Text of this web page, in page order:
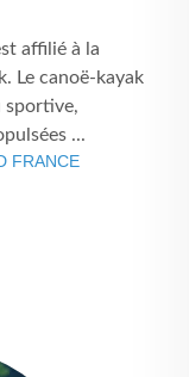
affilié à la
Le canoë-kayak
sportive,
...
FRANCE